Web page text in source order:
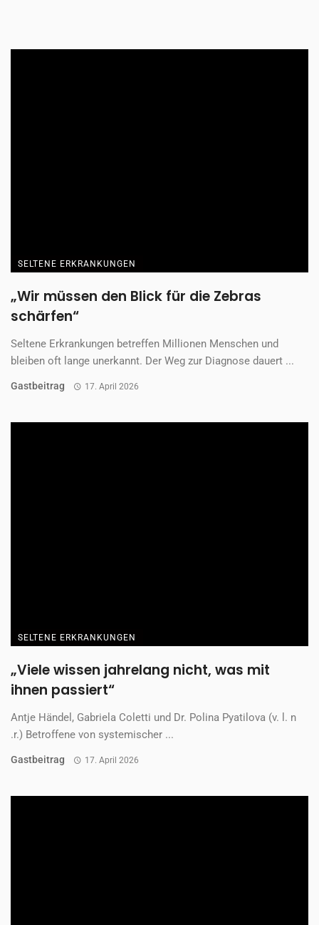
SELTENE ERKRANKUNGEN
„Wir müssen den Blick für die Zebras
schärfen“
Seltene Erkrankungen betreffen Millionen Menschen und
bleiben oft lange unerkannt. Der Weg zur Diagnose dauert ...
Gastbeitrag 17. April 2026
SELTENE ERKRANKUNGEN
„Viele wissen jahrelang nicht, was mit
ihnen passiert“
Antje Händel, Gabriela Coletti und Dr. Polina Pyatilova (v. l. n
.r.) Betroffene von systemischer ...
Gastbeitrag 17. April 2026